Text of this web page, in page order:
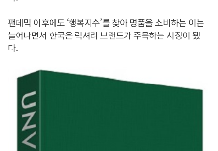
팬데믹 이후에도 ‘행복지수’를 찾아 명품을 소비하는 이는
늘어나면서 한국은 럭셔리 브랜드가 주목하는 시장이 됐
다.